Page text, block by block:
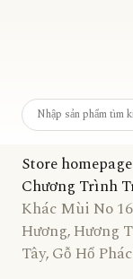
Store homepage
Chương Trình
Khác Mùi No
Hương, Hương
Tây, Gỗ Hổ